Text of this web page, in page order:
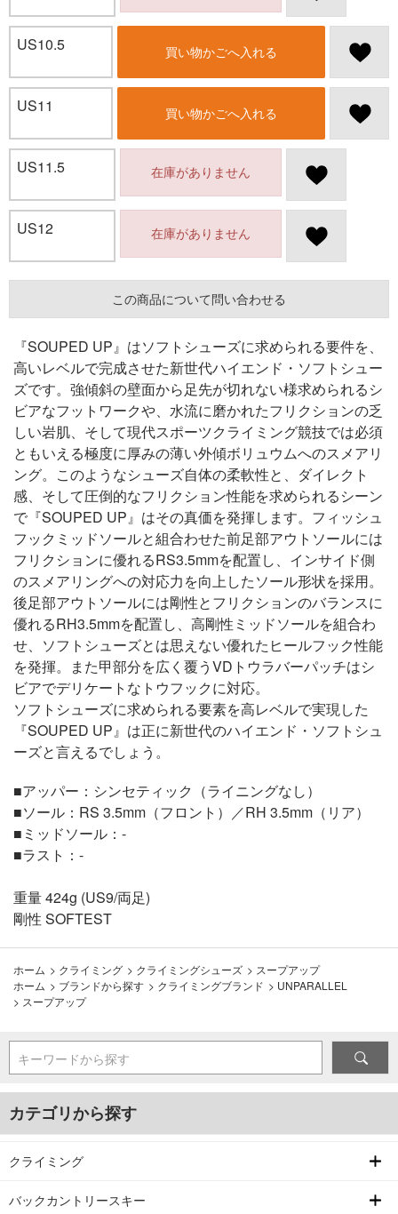
US10.5 買い物かごへ入れる
US11 買い物かごへ入れる
US11.5 在庫がありません
US12 在庫がありません
この商品について問い合わせる
『SOUPED UP』はソフトシューズに求められる要件を、
高いレベルで完成させた新世代ハイエンド・ソフトシュー
ズです。強傾斜の壁面から足先が切れない様求められるシ
ビアなフットワークや、水流に磨かれたフリクションの乏
しい岩肌、そして現代スポーツクライミング競技では必須
ともいえる極度に厚みの薄い外傾ボリュウムへのスメアリ
ング。このようなシューズ自体の柔軟性と、ダイレクト
感、そして圧倒的なフリクション性能を求められるシーン
で『SOUPED UP』はその真価を発揮します。フィッシュ
フックミッドソールと組合わせた前足部アウトソールには
フリクションに優れるRS3.5mmを配置し、インサイド側
のスメアリングへの対応力を向上したソール形状を採用。
後足部アウトソールには剛性とフリクションのバランスに
優れるRH3.5mmを配置し、高剛性ミッドソールを組合わ
せ、ソフトシューズとは思えない優れたヒールフック性能
を発揮。また甲部分を広く覆うVDトウラバーパッチはシ
ビアでデリケートなトウフックに対応。
ソフトシューズに求められる要素を高レベルで実現した
『SOUPED UP』は正に新世代のハイエンド・ソフトシュ
ーズと言えるでしょう。
■アッパー：シンセティック（ライニングなし）
■ソール：RS 3.5mm（フロント）／RH 3.5mm（リア）
■ミッドソール：-
■ラスト：-
重量 424g (US9/両足)
剛性 SOFTEST
ホーム > クライミング > クライミングシューズ > スープアップ
ホーム > ブランドから探す > クライミングブランド > UNPARALLEL
> スープアップ
キーワードから探す
カテゴリから探す
クライミング
バックカントリースキー